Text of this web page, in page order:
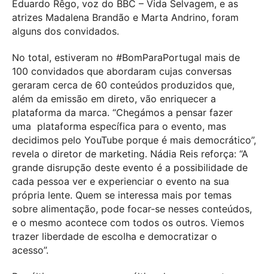
Eduardo Rêgo, voz do BBC – Vida Selvagem, e as
atrizes Madalena Brandão e Marta Andrino, foram
alguns dos convidados.
No total, estiveram no #BomParaPortugal mais de
100 convidados que abordaram cujas conversas
geraram cerca de 60 conteúdos produzidos que,
além da emissão em direto, vão enriquecer a
plataforma da marca. “Chegámos a pensar fazer
uma plataforma específica para o evento, mas
decidimos pelo YouTube porque é mais democrático”,
revela o diretor de marketing. Nádia Reis reforça: “A
grande disrupção deste evento é a possibilidade de
cada pessoa ver e experienciar o evento na sua
própria lente. Quem se interessa mais por temas
sobre alimentação, pode focar-se nesses conteúdos,
e o mesmo acontece com todos os outros. Viemos
trazer liberdade de escolha e democratizar o
acesso”.